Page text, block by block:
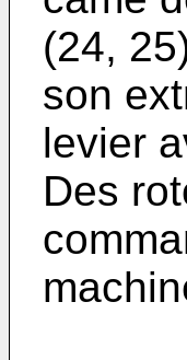
(24,
son
levier
Des